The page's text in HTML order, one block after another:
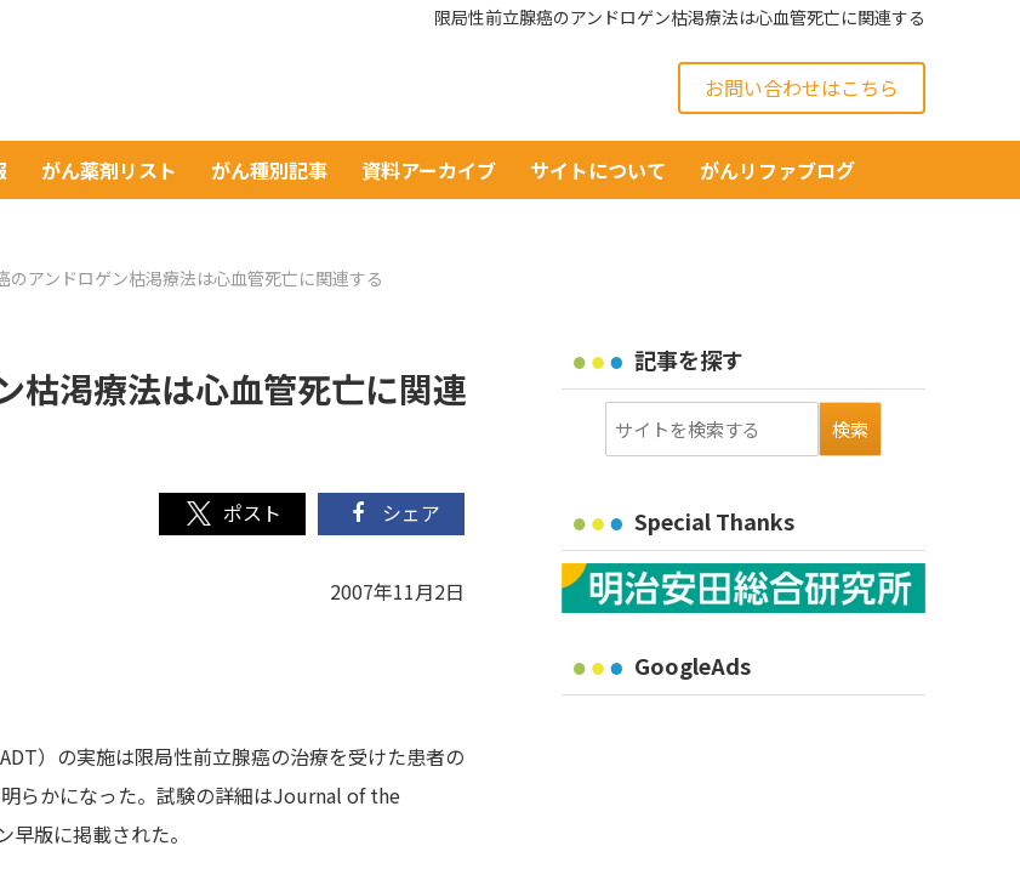
限局性前立腺癌のアンドロゲン枯渇療法は心血管死亡に関連する
お問い合わせはこちら
がん薬剤リスト がん種別記事 資料アーカイブ サイトについて がんリファブログ
のアンドロゲン枯渇療法は心血管死亡に関連する
枯渇療法は心血管死亡に関連
シェア
2007年11月2日
）の実施は限局性前立腺癌の治療を受けた患者の
らかになった。試験の詳細はJournal of the
版に掲載された。
記事を探す
Special Thanks
GoogleAds